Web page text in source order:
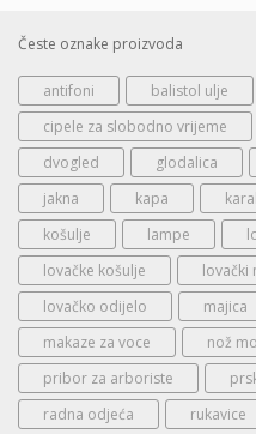
Česte oznake proizvoda
antifoni balistol ulje
cipele za slobodno vrijeme
dvogled
glodalica
jakna
kapa
košulje
lampe
lovačke košulje
lovački
lovačko odijelo
majica
makaze za voce
nož
pribor za arboriste
radna odjeća
rukavice